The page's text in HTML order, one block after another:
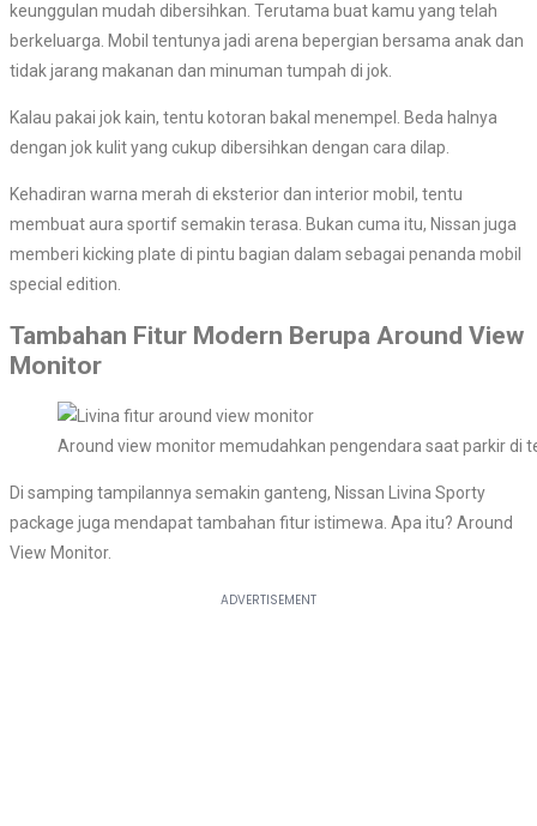
keunggulan mudah dibersihkan. Terutama buat kamu yang telah
berkeluarga. Mobil tentunya jadi arena bepergian bersama anak dan
tidak jarang makanan dan minuman tumpah di jok.
Kalau pakai jok kain, tentu kotoran bakal menempel. Beda halnya
dengan jok kulit yang cukup dibersihkan dengan cara dilap.
Kehadiran warna merah di eksterior dan interior mobil, tentu
membuat aura sportif semakin terasa. Bukan cuma itu, Nissan juga
memberi kicking plate di pintu bagian dalam sebagai penanda mobil
special edition.
Tambahan Fitur Modern Berupa Around View
Monitor
Around view monitor memudahkan pengendara saat parkir di
Di samping tampilannya semakin ganteng, Nissan Livina Sporty
package juga mendapat tambahan fitur istimewa. Apa itu? Around
View Monitor.